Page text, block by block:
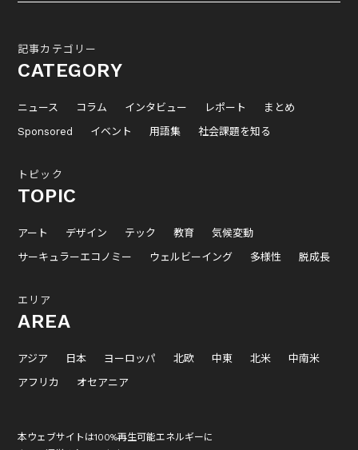
記事カテゴリー
CATEGORY
ニュース コラム インタビュー レポート
まとめ
Sponsored
イベント 用語集 社会課題を知る
トピック
TOPIC
アート デザイン テック 教育
気候変動
サーキュラーエコノミー
ウェルビーイング 多様性 脱成長
エリア
AREA
アジア 日本 ヨーロッパ 北欧 中東 北米
中南米
アフリカ
オセアニア
本ウェブサイトは100%再生可能エネルギーに